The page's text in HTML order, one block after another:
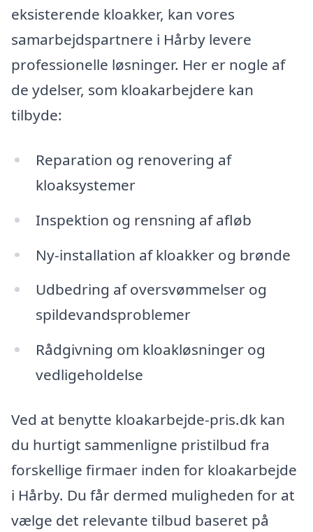
eksisterende kloakker, kan vores
samarbejdspartnere i Hårby levere
professionelle løsninger. Her er nogle af
de ydelser, som kloakarbejdere kan
tilbyde:
Reparation og renovering af
kloaksystemer
Inspektion og rensning af afløb
Ny-installation af kloakker og brønde
Udbedring af oversvømmelser og
spildevandsproblemer
Rådgivning om kloakløsninger og
vedligeholdelse
Ved at benytte kloakarbejde-pris.dk kan
du hurtigt sammenligne pristilbud fra
forskellige firmaer inden for kloakarbejde
i Hårby. Du får dermed muligheden for at
vælge det relevante tilbud baseret på